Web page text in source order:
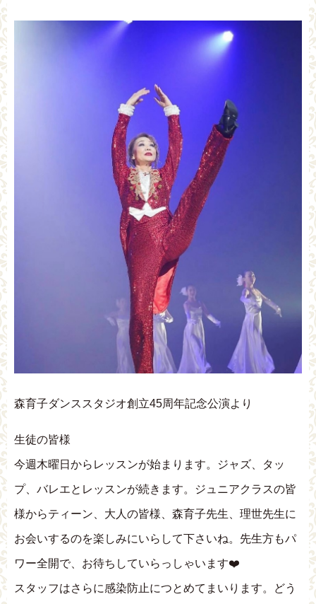
森育子ダンススタジオ創立45周年記念公演より
生徒の皆様
今週木曜日からレッスンが始まります。ジャズ、タッ
プ、バレエとレッスンが続きます。ジュニアクラスの皆
様からティーン、大人の皆様、森育子先生、理世先生に
お会いするのを楽しみにいらして下さいね。先生方もパ
ワー全開で、お待ちしていらっしゃいます❤️
スタッフはさらに感染防止につとめてまいります。どう